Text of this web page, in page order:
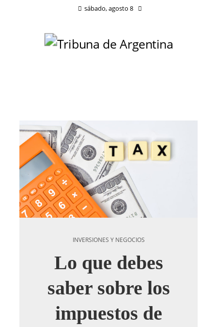
sábado, agosto 8
INVERSIONES Y NEGOCIOS
Lo que debes
saber sobre los
impuestos de